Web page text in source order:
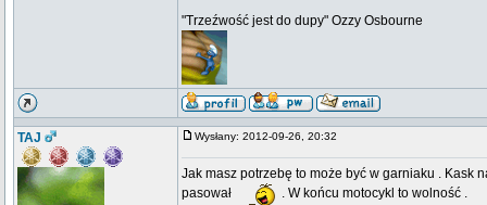
"Trzeźwość jest do dupy" Ozzy Osbourne
TAJ Wysłany: 2012-09-26, 20:32
Jak masz potrzebę to może być w garniaku . Kask
pasował
. W końcu motocykl to wolność .